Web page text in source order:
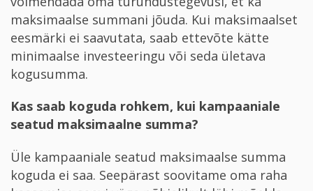
maksimaalse summani jõuda. Kui maksimaalset
eesmärki ei saavutata, saab ettevõte kätte
minimaalse investeeringu või seda ületava
kogusumma.
Kas saab koguda rohkem, kui kampaaniale
seatud maksimaalne summa?
Üle kampaaniale seatud maksimaalse summa
koguda ei saa. Seepärast soovitame oma raha